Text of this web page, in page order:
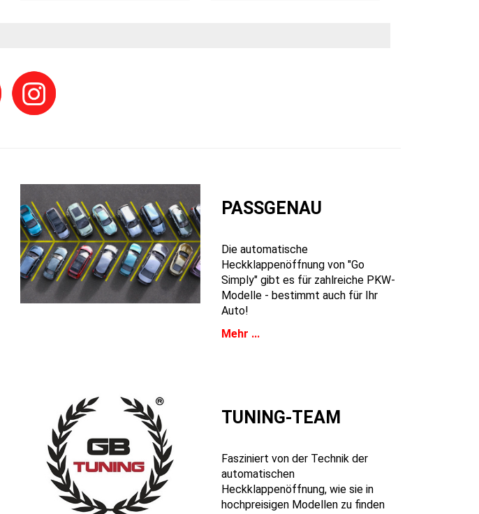
PASSGENAU
Die automatische
Heckklappenöffnung von "Go
Simply" gibt es für zahlreiche PKW-
Modelle - bestimmt auch für Ihr
Auto!
Mehr ...
TUNING-TEAM
Fasziniert von der Technik der
automatischen
Heckklappenöffnung, wie sie in
hochpreisigen Modellen zu finden